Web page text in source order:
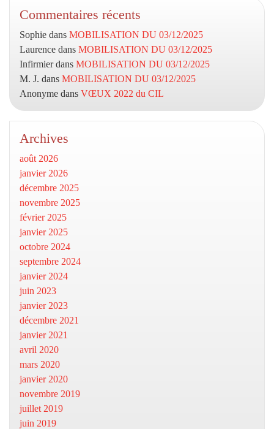
Commentaires récents
Sophie dans MOBILISATION DU 03/12/2025
Laurence dans MOBILISATION DU 03/12/2025
Infirmierdans MOBILISATION DU 03/12/2025
M. J. dans MOBILISATION DU 03/12/2025
Anonyme dans VŒUX 2022 du CIL
Archives
août 2026
janvier 2026
décembre 2025
novembre 2025
février 2025
janvier 2025
octobre 2024
septembre 2024
janvier 2024
juin 2023
janvier 2023
décembre 2021
janvier 2021
avril 2020
mars 2020
janvier 2020
novembre 2019
juillet 2019
juin 2019